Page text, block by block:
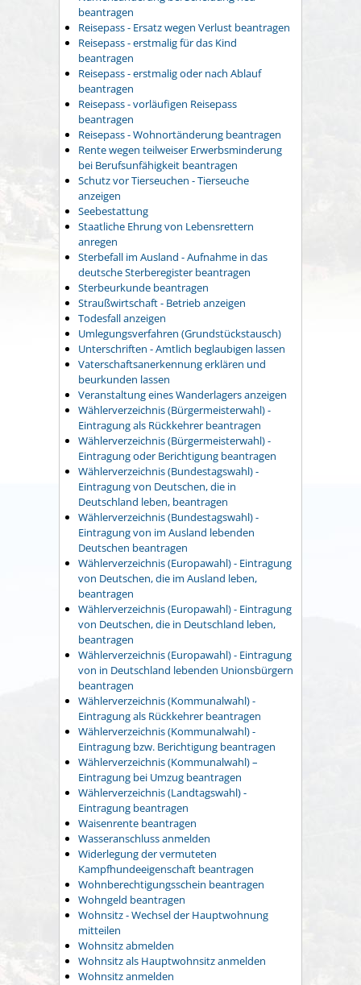
beantragen
Reisepass - Ersatz wegen Verlust beantragen
Reisepass - erstmalig für das Kind
beantragen
Reisepass - erstmalig oder nach Ablauf
beantragen
Reisepass - vorläufigen Reisepass
beantragen
Reisepass - Wohnortänderung beantragen
Rente wegen teilweiser Erwerbsminderung
bei Berufsunfähigkeit beantragen
Schutz vor Tierseuchen - Tierseuche
anzeigen
Seebestattung
Staatliche Ehrung von Lebensrettern
anregen
Sterbefall im Ausland - Aufnahme in das
deutsche Sterberegister beantragen
Sterbeurkunde beantragen
Straußwirtschaft - Betrieb anzeigen
Todesfall anzeigen
Umlegungsverfahren (Grundstückstausch)
Unterschriften - Amtlich beglaubigen lassen
Vaterschaftsanerkennung erklären und
beurkunden lassen
Veranstaltung eines Wanderlagers anzeigen
Wählerverzeichnis (Bürgermeisterwahl) -
Eintragung als Rückkehrer beantragen
Wählerverzeichnis (Bürgermeisterwahl) -
Eintragung oder Berichtigung beantragen
Wählerverzeichnis (Bundestagswahl) -
Eintragung von Deutschen, die in
Deutschland leben, beantragen
Wählerverzeichnis (Bundestagswahl) -
Eintragung von im Ausland lebenden
Deutschen beantragen
Wählerverzeichnis (Europawahl) - Eintragung
von Deutschen, die im Ausland leben,
beantragen
Wählerverzeichnis (Europawahl) - Eintragung
von Deutschen, die in Deutschland leben,
beantragen
Wählerverzeichnis (Europawahl) - Eintragung
von in Deutschland lebenden Unionsbürgern
beantragen
Wählerverzeichnis (Kommunalwahl) -
Eintragung als Rückkehrer beantragen
Wählerverzeichnis (Kommunalwahl) -
Eintragung bzw. Berichtigung beantragen
Wählerverzeichnis (Kommunalwahl) –
Eintragung bei Umzug beantragen
Wählerverzeichnis (Landtagswahl) -
Eintragung beantragen
Waisenrente beantragen
Wasseranschluss anmelden
Widerlegung der vermuteten
Kampfhundeeigenschaft beantragen
Wohnberechtigungsschein beantragen
Wohngeld beantragen
Wohnsitz - Wechsel der Hauptwohnung
mitteilen
Wohnsitz abmelden
Wohnsitz als Hauptwohnsitz anmelden
Wohnsitz anmelden